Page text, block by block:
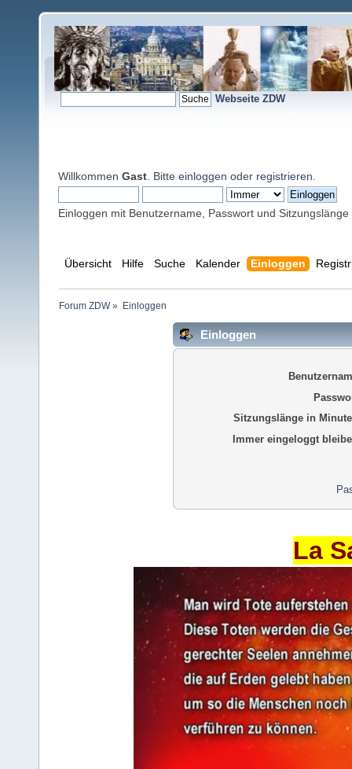
Webseite ZDW
Willkommen Gast . Bitte einloggen oder registrieren
Einloggen mit Benutzername, Passwort und Sitzungslänge
Übersicht Hilfe Suche Kalender Einloggen
Forum ZDW» Einloggen
Einloggen
Sitzungslänge in
Immer eingeloggt
La